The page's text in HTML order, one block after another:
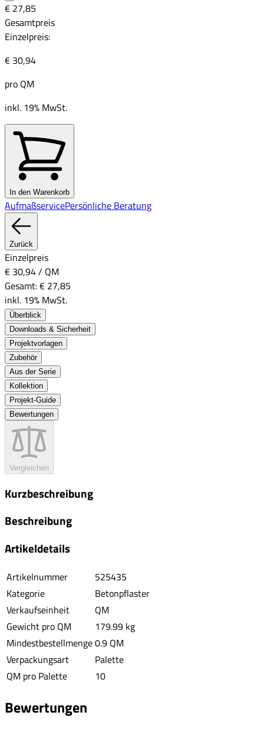
€ 27,85
Gesamtpreis
Einzelpreis:
€ 30,94
pro QM
inkl. 19% MwSt.
In den Warenkorb
AufmaßservicePersönliche Beratung
Zurück
Einzelpreis
€ 30,94/ QM
Gesamt:€ 27,85
inkl. 19% MwSt.
Überblick
Downloads & Sicherheit
Projektvorlagen
Zubehör
Aus der Serie
Kollektion
Projekt-Guide
Bewertungen
Vergleichen
Kurzbeschreibung
Beschreibung
Artikeldetails
Artikelnummer
525435
Kategorie
Betonpflaster
Verkaufseinheit
QM
Gewicht pro QM
179.99 kg
Mindestbestellmenge0.9 QM
Verpackungsart
Palette
QM pro Palette
10
Bewertungen